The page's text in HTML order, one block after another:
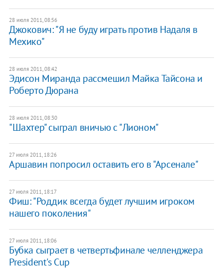
28 июля 2011, 08:56
Джокович: "Я не буду играть против Надаля в
Мехико"
28 июля 2011, 08:42
Эдисон Миранда рассмешил Майка Тайсона и
Роберто Дюрана
28 июля 2011, 08:30
"Шахтер" сыграл вничью с "Лионом"
27 июля 2011, 18:26
Аршавин попросил оставить его в "Арсенале"
27 июля 2011, 18:17
Фиш: "Роддик всегда будет лучшим игроком
нашего поколения"
27 июля 2011, 18:06
Бубка сыграет в четвертьфинале челленджера
President's Cup